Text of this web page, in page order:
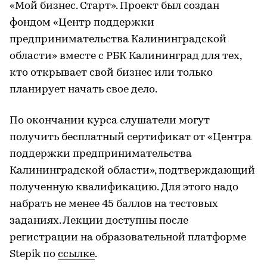
«Мой бизнес. Старт». Проект был создан
фондом «Центр поддержки
предпринимательства Калининградской
области» вместе с РБК Калининград для тех,
кто открывает свой бизнес или только
планирует начать свое дело.
По окончании курса слушатели могут
получить бесплатный сертификат от «Центра
поддержки предпринимательства
Калининградской области», подтверждающий
полученную квалификацию. Для этого надо
набрать не менее 45 баллов на тестовых
заданиях. Лекции доступны после
регистрации на образовательной платформе
Stepik по ссылке.